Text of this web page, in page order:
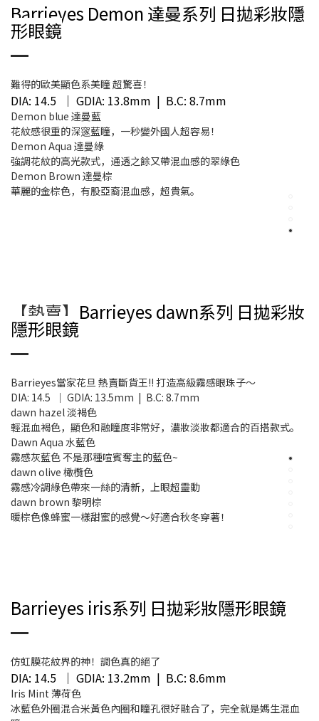
Barrieyes Demon 達曼系列 日拋彩妝隱
形眼鏡
難得的歐美顯色系美瞳 超驚喜！
DIA: 14.5 ｜ GDIA: 13.8mm | B.C: 8.7mm
Demon blue 達曼藍
花紋感很重的深䆳藍瞳，一秒變外國人超容易！
Demon Aqua 達曼綠
強調花紋的高光款式，通透之餘又帶混血感的翠綠色
Demon Brown 達曼棕
華麗的金棕色，有股亞裔混血感，超貴氣。
【熱賣】 Barrieyes dawn系列 日拋彩妝
隱形眼鏡
Barrieyes當家花旦 熱賣斷貨王!! 打造高級霧感眼珠子～
DIA: 14.5 ｜ GDIA: 13.5mm | B.C: 8.7mm
dawn hazel 淡褐色
輕混血褐色，顯色和融瞳度非常好，濃妝淡妝都適合的百搭款式。
Dawn Aqua 水藍色
霧感灰藍色 不是那種喧賓奪主的藍色~
dawn olive 橄欖色
霧感冷調綠色帶來一絲的清新，上眼超靈動
dawn brown 黎明棕
暖棕色像蜂蜜一樣甜蜜的感覺～好適合秋冬穿著！
Barrieyes iris系列 日拋彩妝隱形眼鏡
仿虹膜花紋界的神！調色真的絕了
DIA: 14.5 ｜ GDIA: 13.2mm | B.C: 8.6mm
Iris Mint 薄荷色
冰藍色外圈混合米黃色內圈和瞳孔很好融合了，完全就是媽生混血